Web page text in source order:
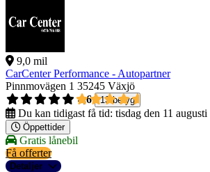
9,0 mil
CarCenter Performance - Autopartner
Pinnmovägen 1 35245 Växjö
4,6
13 betyg
Du kan tidigast få tid: tisdag den 11 augusti
Öppettider
Gratis lånebil
Få offerter
Detaljer